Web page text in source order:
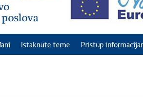
Istaknute teme Pristup